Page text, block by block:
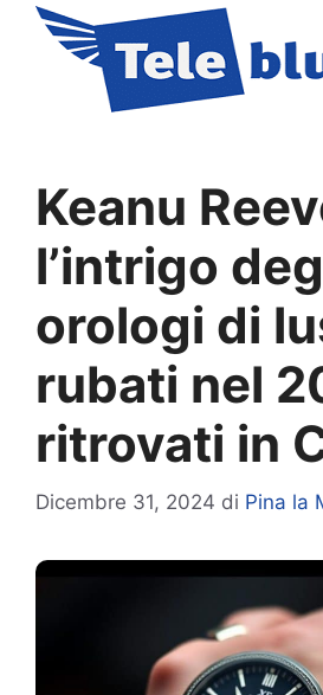
contenuto
Keanu
l’intrigo
orologi di
rubati nel
ritrovati in
Dicembre 31, 2024 di Pina la